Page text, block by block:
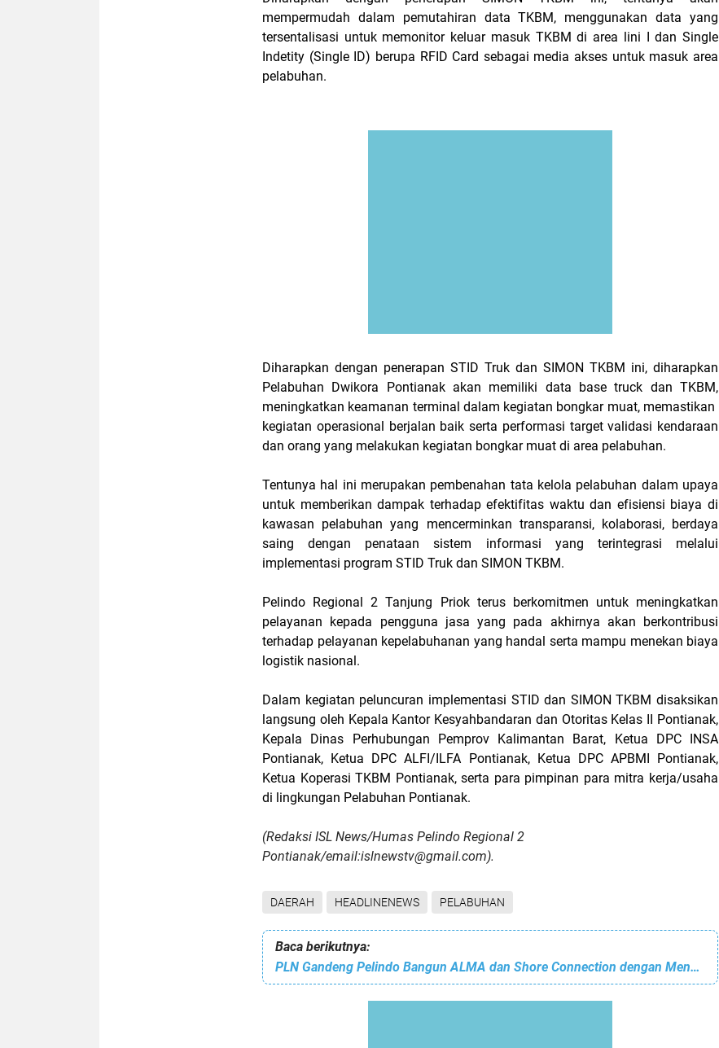
mempermudah dalam pemutahiran data TKBM, menggunakan data yang
tersentalisasi untuk memonitor keluar masuk TKBM di area lini I dan Single
Indetity (Single ID) berupa RFID Card sebagai media akses untuk masuk area
pelabuhan.
Diharapkan dengan penerapan STID Truk dan SIMON TKBM ini, diharapkan
Pelabuhan Dwikora Pontianak akan memiliki data base truck dan TKBM,
meningkatkan keamanan terminal dalam kegiatan bongkar muat, memastikan
kegiatan operasional berjalan baik serta performasi target validasi kendaraan
dan orang yang melakukan kegiatan bongkar muat di area pelabuhan.
Tentunya hal ini merupakan pembenahan tata kelola pelabuhan dalam upaya
untuk memberikan dampak terhadap efektifitas waktu dan efisiensi biaya di
kawasan pelabuhan yang mencerminkan transparansi, kolaborasi, berdaya
saing dengan penataan sistem informasi yang terintegrasi melalui
implementasi program STID Truk dan SIMON TKBM.
Pelindo Regional 2 Tanjung Priok terus berkomitmen untuk meningkatkan
pelayanan kepada pengguna jasa yang pada akhirnya akan berkontribusi
terhadap pelayanan kepelabuhanan yang handal serta mampu menekan biaya
logistik nasional.
Dalam kegiatan peluncuran implementasi STID dan SIMON TKBM disaksikan
langsung oleh Kepala Kantor Kesyahbandaran dan Otoritas Kelas II Pontianak,
Kepala Dinas Perhubungan Pemprov Kalimantan Barat, Ketua DPC INSA
Pontianak, Ketua DPC ALFI/ILFA Pontianak, Ketua DPC APBMI Pontianak,
Ketua Koperasi TKBM Pontianak, serta para pimpinan para mitra kerja/usaha
di lingkungan Pelabuhan Pontianak.
(Redaksi ISL News/Humas Pelindo Regional 2
Pontianak/email:islnewstv@gmail.com).
DAERAH HEADLINENEWS PELABUHAN
Baca berikutnya:
PLN Gandeng Pelindo Bangun ALMA dan Shore Connection dengan Mengubah Fosil ke energi Listrik